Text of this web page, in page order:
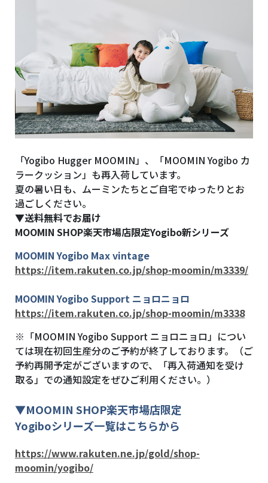
「Yogibo Hugger MOOMIN」、「MOOMIN Yogibo カ
ラークッション」も再入荷しています。
夏の暑い日も、ムーミンたちとご自宅でゆったりとお
過ごしください。
▼送料無料でお届け
MOOMIN SHOP楽天市場店限定Yogibo新シリーズ
MOOMIN Yogibo Max vintage
https://item.rakuten.co.jp/shop-moomin/m3339/
MOOMIN Yogibo Support ニョロニョロ
https://item.rakuten.co.jp/shop-moomin/m3338
※「MOOMIN Yogibo Support ニョロニョロ」につい
ては現在初回生産分のご予約が終了しております。（ご
予約再開予定がございますので、「再入荷通知を受け
取る」での通知設定をぜひご利用ください。）
▼MOOMIN SHOP楽天市場店限定
Yogiboシリーズ一覧はこちらから
https://www.rakuten.ne.jp/gold/shop-
moomin/yogibo/